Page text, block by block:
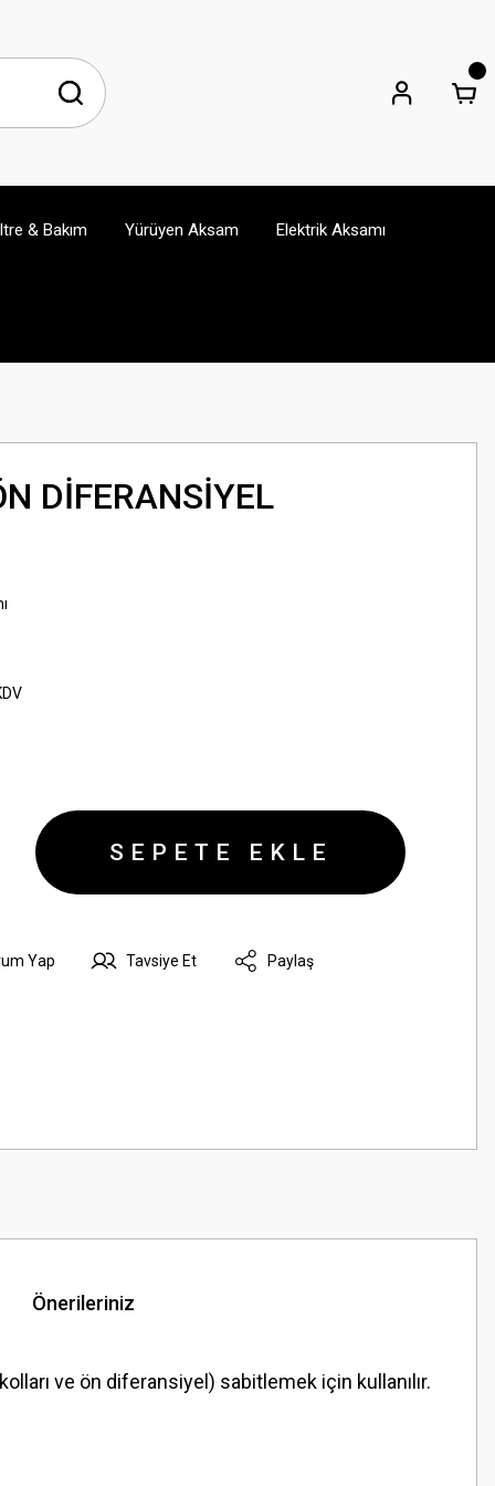
& Bakım Yürüyen Aksam Elektrik Aksamı
DİFERANSİYEL
SEPETE EKLE
Yap Tavsiye Et Paylaş
Önerileriniz
ve ön diferansiyel) sabitlemek için kullanılır.